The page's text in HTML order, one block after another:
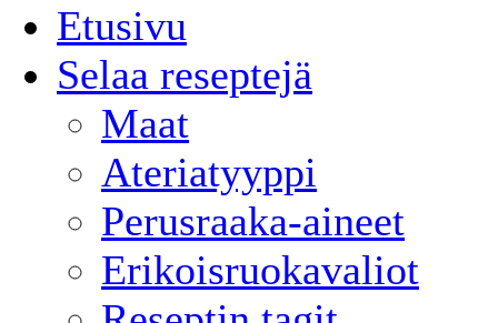
Etusivu
Selaa reseptejä
Maat
Ateriatyyppi
Perusraaka-aineet
Erikoisruokavaliot